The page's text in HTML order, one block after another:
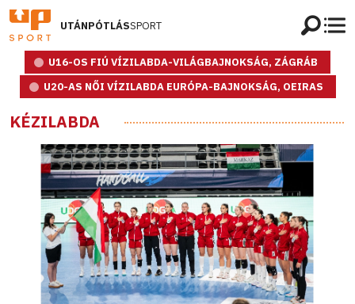
UTÁNPÓTLÁSSPORT
U16-OS FIÚ VÍZILABDA-VILÁGBAJNOKSÁG, ZÁGRÁB
U20-AS NŐI VÍZILABDA EURÓPA-BAJNOKSÁG, OEIRAS
KÉZILABDA